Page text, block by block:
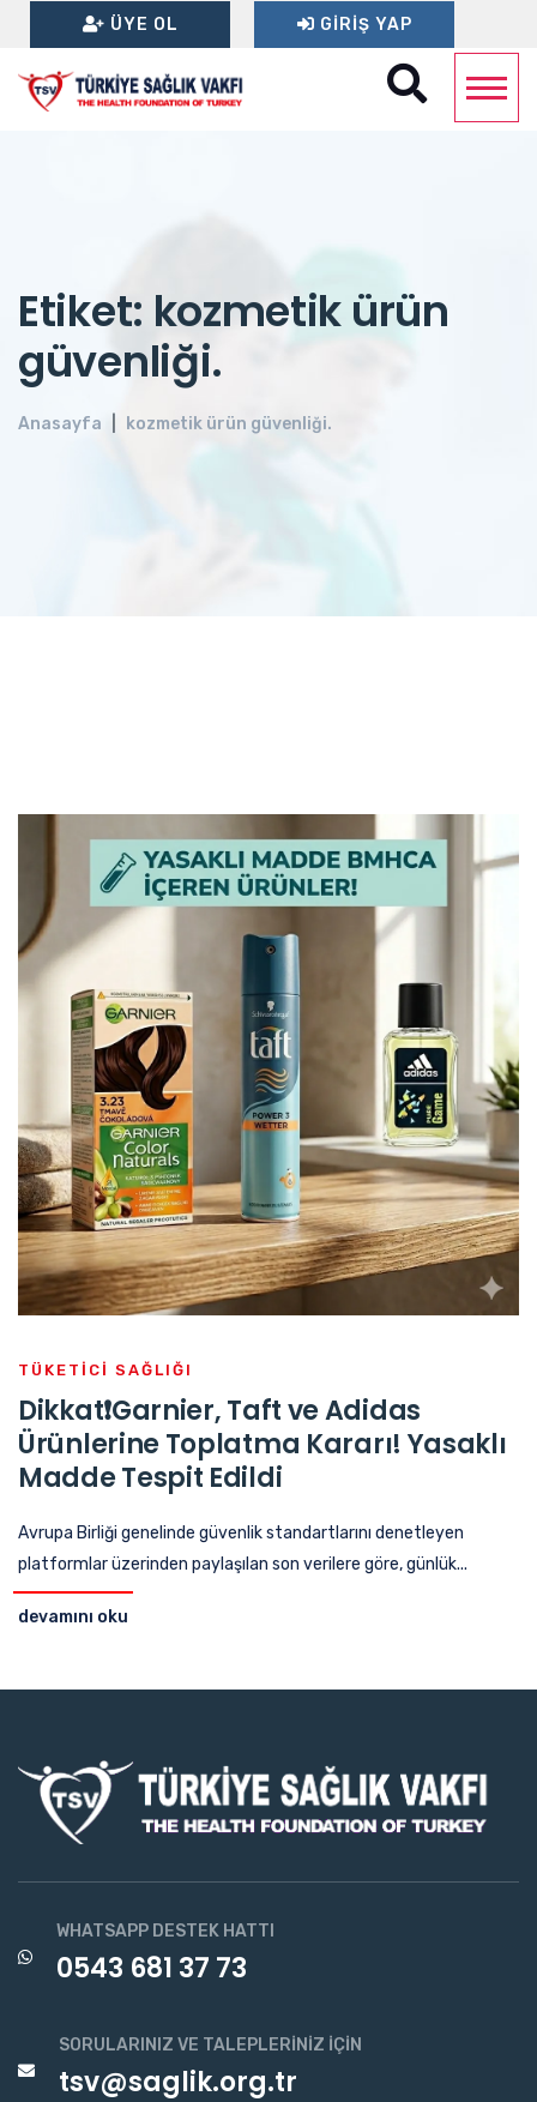
ÜYE OL GIRIŞ YAP
Etiket: kozmetik ürün
güvenliği.
Anasayfa kozmetik ürün güvenliği.
TÜKETICI SAĞLIĞI
Dikkat❗Garnier, Taft ve Adidas
Ürünlerine Toplatma Kararı! Yasaklı
Madde Tespit Edildi
Avrupa Birliği genelinde güvenlik standartlarını denetleyen
platformlar üzerinden paylaşılan son verilere göre, günlük...
devamını oku
WHATSAPP DESTEK HATTI
0543 681 37 73
SORULARINIZ VE TALEPLERINIZ İÇIN
tsv@saglik.org.tr